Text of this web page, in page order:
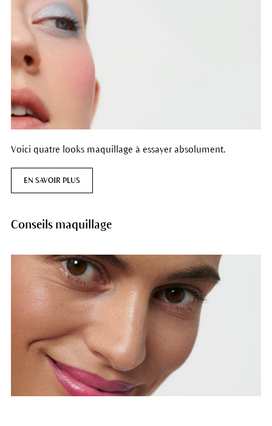
Voici quatre looks maquillage à essayer absolument.
EN SAVOIR PLUS
Conseils maquillage